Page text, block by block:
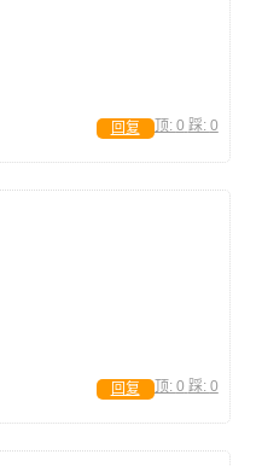
顶: 0 踩: 0
回复
顶: 0 踩: 0
回复